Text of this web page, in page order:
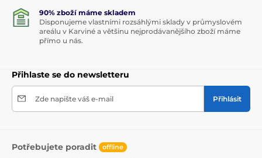
90% zboží máme skladem
Disponujeme vlastními rozsáhlými sklady v průmyslovém
areálu v Karviné a většinu nejprodávanějšího zboží máme
přímo u nás.
Přihlaste se do newsletteru
Zde napište váš e-mail Přihlásit
Potřebujete poradit offline